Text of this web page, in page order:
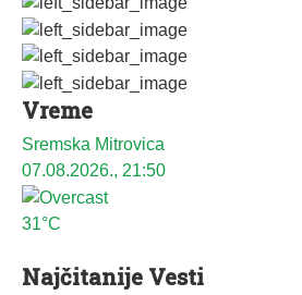
Vreme
Sremska Mitrovica
07.08.2026., 21:50
31°C
Najčitanije Vesti